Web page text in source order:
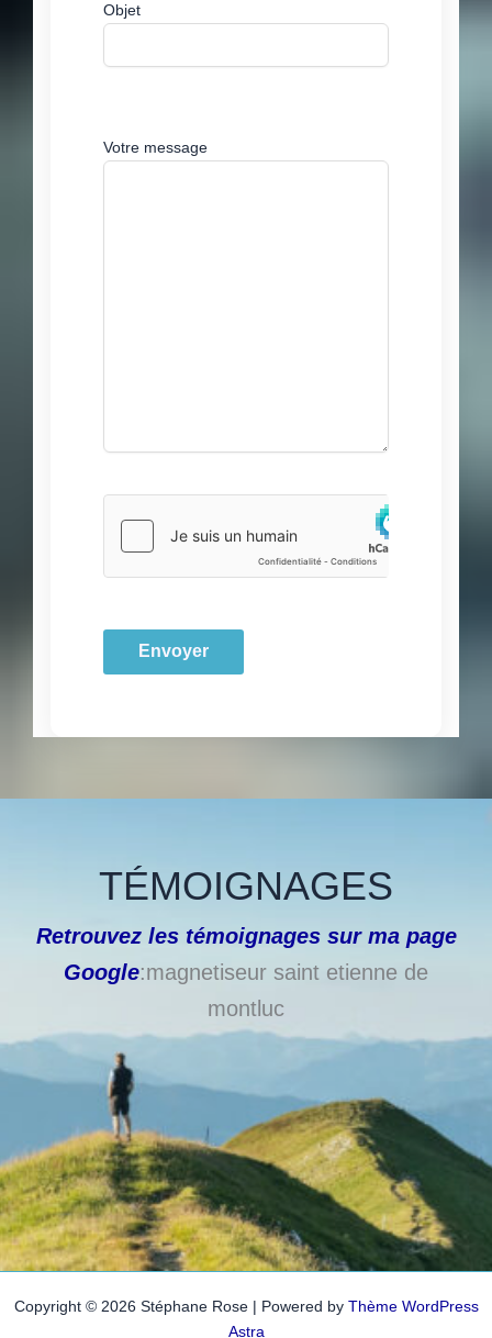
Objet
Votre message
TÉMOIGNAGES
Retrouvez les témoignages sur ma page
Google:magnetiseur saint etienne de
montluc
Copyright © 2026 Stéphane Rose | Powered by Thème WordPress
Astra